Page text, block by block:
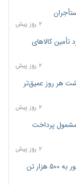
۲ روز پیش
کالاهای
۲ روز پیش
هر روز عمیق‌تر
۲ روز پیش
مشمول پرداخت
۲ روز پیش
پیش‌بینی افزایش تولید برنج؛ نیاز وارداتی کشور به ۵۰۰ هزار تن